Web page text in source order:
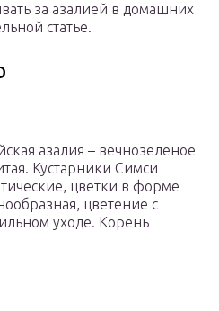
за азалией в домашних
статье.
азалия – вечнозеленое
Кустарники Симси
цветки в форме
цветение с
уходе. Корень